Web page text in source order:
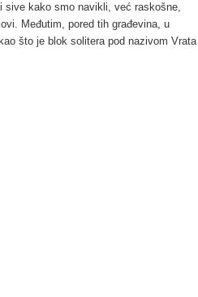
sive kako smo navikli, već raskošne,
Međutim, pored tih građevina, u
što je blok solitera pod nazivom Vrata